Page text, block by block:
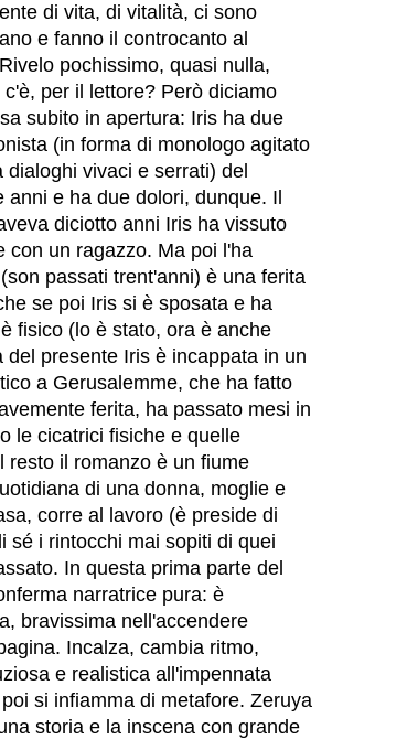
di vita, di vitalità, ci sono
e fanno il controcanto al
pochissimo, quasi nulla,
per il lettore? Però diciamo
subito in apertura: Iris ha due
(in forma di monologo agitato
vivaci e serrati) del
e ha due dolori, dunque. Il
diciotto anni Iris ha vissuto
con un ragazzo. Ma poi l'ha
passati trent'anni) è una ferita
se poi Iris si è sposata e ha
fisico (lo è stato, ora è anche
presente Iris è incappata in un
a Gerusalemme, che ha fatto
ferita, ha passato mesi in
le cicatrici fisiche e quelle
resto il romanzo è un fiume
di una donna, moglie e
corre al lavoro (è preside di
sé i rintocchi mai sopiti di quei
In questa prima parte del
narratrice pura: è
bravissima nell'accendere
Incalza, cambia ritmo,
e realistica all'impennata
si infiamma di metafore. Zeruya
storia e la inscena con grande